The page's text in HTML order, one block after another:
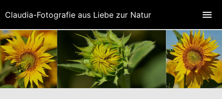
Claudia-Fotografie aus Liebe zur Natur